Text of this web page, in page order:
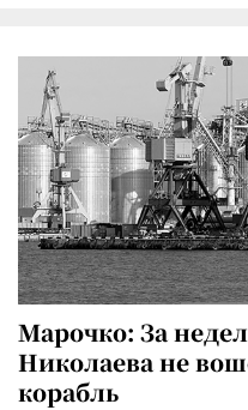
Марочко: За
Николаева не
корабль